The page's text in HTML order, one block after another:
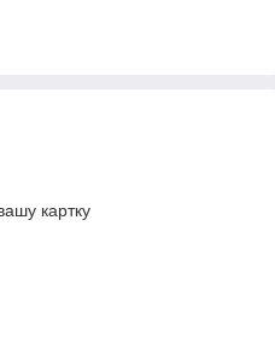
картку